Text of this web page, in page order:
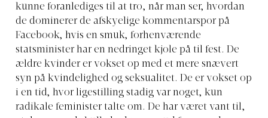
kunne foranlediges til at tro, når man ser, hvordan
de dominerer de afskyelige kommentarspor på
Facebook, hvis en smuk, forhenværende
statsminister har en nedringet kjole på til fest. De
ældre kvinder er vokset op med et mere snævert
syn på kvindelighed og seksualitet. De er vokset op
i en tid, hvor ligestilling stadig var noget, kun
radikale feminister talte om. De har været vant til,